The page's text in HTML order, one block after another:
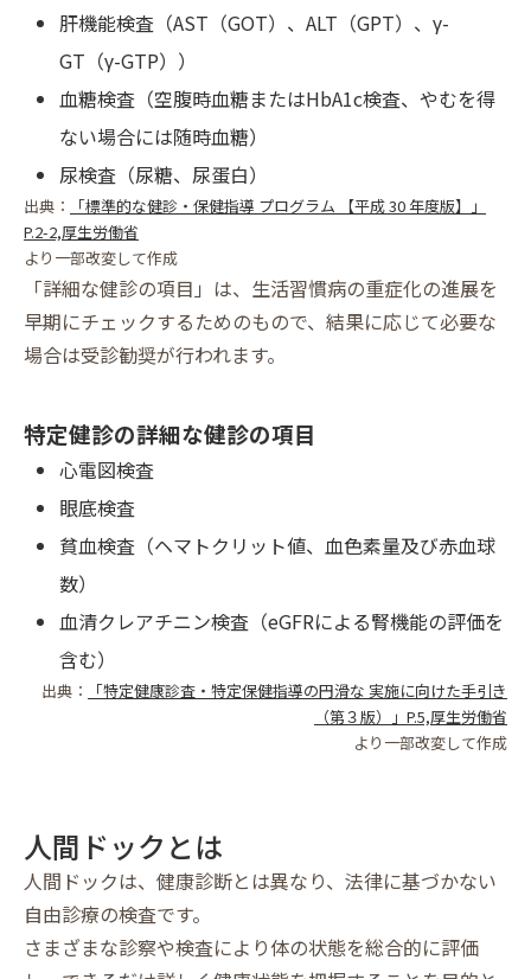
肝機能検査（AST（GOT）、ALT（GPT）、γ-
GT（γ-GTP））
血糖検査（空腹時血糖またはHbA1c検査、やむを得
ない場合には随時血糖）
尿検査（尿糖、尿蛋白）
出典：
「標準的な健診・保健指導 プログラム 【平成 30 年度版】」
P.2-2,厚生労働省
より一部改変して作成
「詳細な健診の項目」は、生活習慣病の重症化の進展を
早期にチェックするためのもので、結果に応じて必要な
場合は受診勧奨が行われます。
特定健診の詳細な健診の項目
心電図検査
眼底検査
貧血検査（ヘマトクリット値、血色素量及び赤血球
数）
血清クレアチニン検査（eGFRによる腎機能の評価を
含む）
出典：
「特定健康診査・特定保健指導の円滑な 実施に向けた手引き
（第３版）」P.5,厚生労働省
より一部改変して作成
人間ドックとは
人間ドックは、健康診断とは異なり、法律に基づかない
自由診療の検査です。
さまざまな診察や検査により体の状態を総合的に評価